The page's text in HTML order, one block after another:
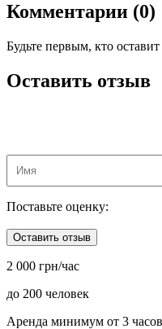
Комментарии (0)
Будьте первым, кто
Оставить отзыв
Поставьте оценку:
Оставить отзыв
2 000 грн/час
до 200 человек
Аренда минимум от 3 часов